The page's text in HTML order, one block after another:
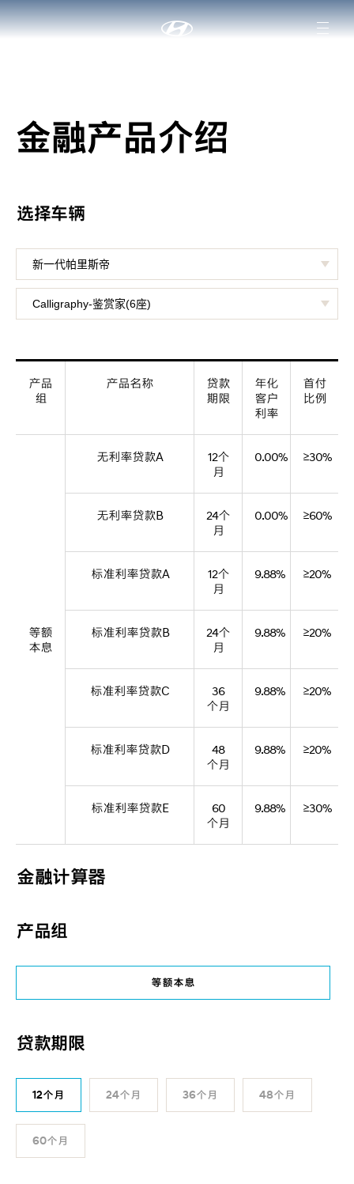
金融产品介绍
选择车辆
产品
组
产品名称
贷款
期限
年化
客户
利率
首付
比例
等额
本息
无利率贷款A
12个
月
0.00% ≥30%
无利率贷款B
24个
月
0.00% ≥60%
标准利率贷款A
12个
月
9.88% ≥20%
标准利率贷款B
24个
月
9.88% ≥20%
标准利率贷款C
36
个月
9.88% ≥20%
标准利率贷款D
48
个月
9.88% ≥20%
标准利率贷款E
60
个月
9.88% ≥30%
金融计算器
产品组
等额本息
贷款期限
12个月 24个月 36个月 48个月
60个月